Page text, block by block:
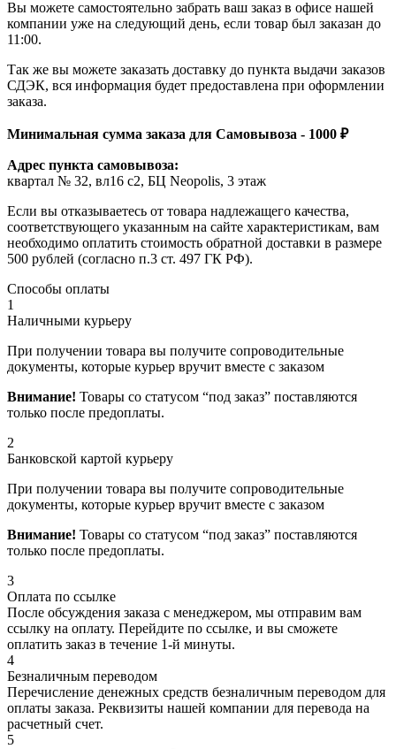
Вы можете самостоятельно забрать ваш заказ в офисе нашей
компании уже на следующий день, если товар был заказан до
11:00.
Так же вы можете заказать доставку до пункта выдачи заказов
СДЭК, вся информация будет предоставлена при оформлении
заказа.
Минимальная сумма заказа для Самовывоза - 1000 ₽
Адрес пункта самовывоза:
квартал № 32, вл16 с2, БЦ Neopolis, 3 этаж
Если вы отказываетесь от товара надлежащего качества,
соответствующего указанным на сайте характеристикам, вам
необходимо оплатить стоимость обратной доставки в размере
500 рублей (согласно п.3 ст. 497 ГК РФ).
Способы оплаты
1
Наличными курьеру
При получении товара вы получите сопроводительные
документы, которые курьер вручит вместе с заказом
Внимание! Товары со статусом “под заказ” поставляются
только после предоплаты.
2
Банковской картой курьеру
При получении товара вы получите сопроводительные
документы, которые курьер вручит вместе с заказом
Внимание! Товары со статусом “под заказ” поставляются
только после предоплаты.
3
Оплата по ссылке
После обсуждения заказа с менеджером, мы отправим вам
ссылку на оплату. Перейдите по ссылке, и вы сможете
оплатить заказ в течение 1-й минуты.
4
Безналичным переводом
Перечисление денежных средств безналичным переводом для
оплаты заказа. Реквизиты нашей компании для перевода на
расчетный счет.
5